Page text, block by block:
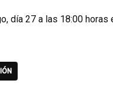
día 27 a las 18:00 horas